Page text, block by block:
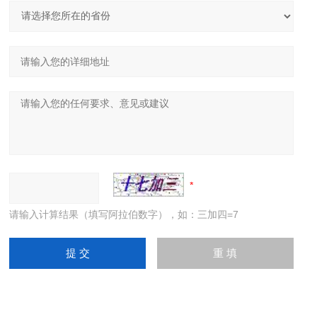
请输入计算结果（填写阿拉伯数字），如：三加四=7